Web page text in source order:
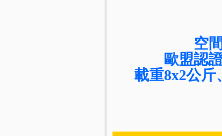
空
歐盟認
載重8x2公斤